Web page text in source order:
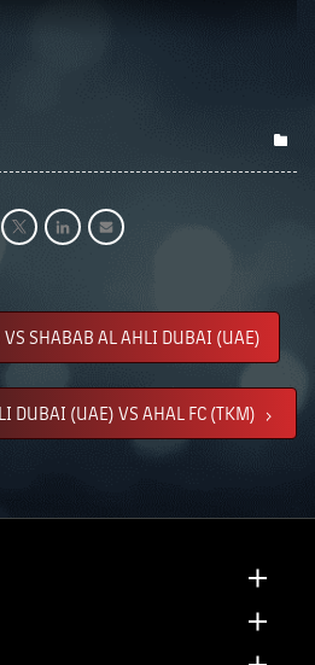
VS SHABAB AL AHLI DUBAI (UAE)
DUBAI (UAE) VS AHAL FC (TKM)